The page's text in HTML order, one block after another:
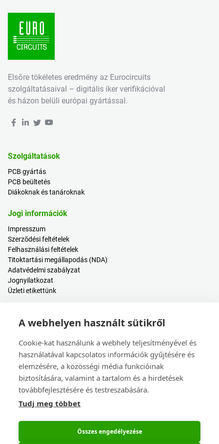
Elsőre tökéletes eredmény az Eurocircuits
szolgáltatásaival – digitális iker verifikációval
és házon belüli európai gyártással.
Szolgáltatások
PCB gyártás
PCB beültetés
Diákoknak és tanároknak
Jogi információk
Impresszum
Szerződési feltételek
Felhasználási feltételek
Titoktartási megállapodás (NDA)
Adatvédelmi szabályzat
Jognyilatkozat
Üzleti etikettünk
Árkalkulátor
Súgóközpont
Blogbejegyzések
Események
Kapcsolat
Értékesítés és ügyfélszolgálat
A webhelyen használt sütikről
Cookie-kat használunk a webhely teljesítményével és
használatával kapcsolatos információk gyűjtésére és
elemzésére, a közösségi média funkcióinak
biztosítására, valamint a tartalom és a hirdetések
továbbfejlesztésére és testreszabására.
Tudj meg többet
Összes engedélyezése